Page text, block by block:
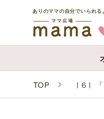
ありのママの自分でいられ
TOP ［６］